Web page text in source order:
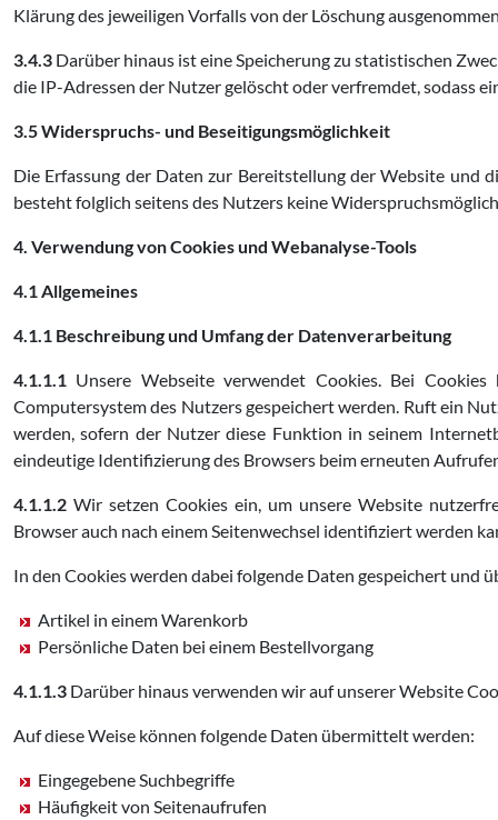
Klärung des jeweiligen Vorfalls von der Löschung
3.4.3 Darüber hinaus ist eine Speicherung zu statistischen
die IP-Adressen der Nutzer gelöscht oder verfremdet, sodass
3.5 Widerspruchs- und Beseitigungsmöglichkeit
Die Erfassung der Daten zur Bereitstellung der Website und
besteht folglich seitens des Nutzers keine
4. Verwendung von Cookiesund Webanalyse-Tools
4.1 Allgemeines
4.1.1 Beschreibung und Umfang der Datenverarbeitung
4.1.1.1 Unsere Webseite verwendet Cookies. Bei
Computersystem des Nutzers gespeichert werden. Ruft ein
werden, sofern der Nutzer diese Funktion in seinem
eindeutige Identifizierung des Browsers beim erneuten
4.1.1.2 Wir setzen Cookies ein, um unsere Website
Browser auch nach einem Seitenwechsel identifiziert werden
In den Cookies werden dabei folgende Daten gespeichert und
Artikel in einem Warenkorb
Persönliche Daten bei einem Bestellvorgang
4.1.1.3 Darüber hinaus verwenden wir auf unserer Website
Auf diese Weise können folgende Daten übermittelt werden:
Eingegebene Suchbegriffe
Häufigkeit von Seitenaufrufen